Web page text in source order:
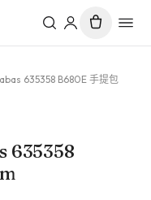
635358 B680E 手提包
635358